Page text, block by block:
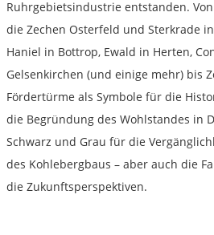
Ruhrgebietsindustrie entstanden.
die Zechen Osterfeld und Sterkrade
Haniel in Bottrop, Ewald in Herten,
Gelsenkirchen (und einige mehr) bis
Fördertürme als Symbole für die
die Begründung des Wohlstandes in
Schwarz und Grau für die
des Kohlebergbaus – aber auch die
die Zukunftsperspektiven.